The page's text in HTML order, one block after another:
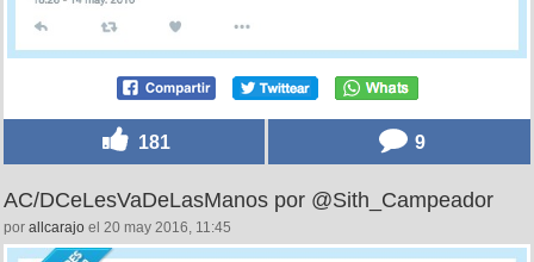
181 9
AC/DCeLesVaDeLasManos por @Sith_Campeador
por allcarajo el 20 may 2016, 11:45